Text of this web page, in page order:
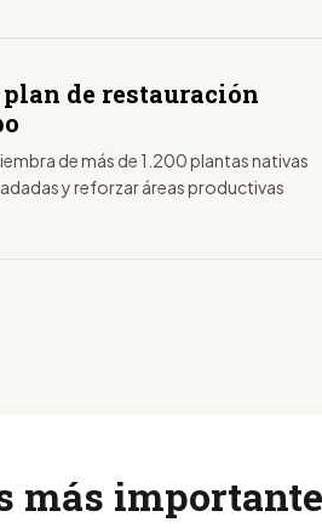
de restauración
de más de 1.200 plantas nativas
y reforzar áreas productivas
más